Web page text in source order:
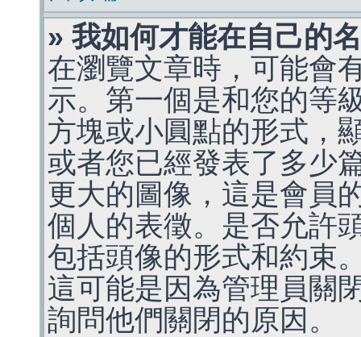
» 我如何才能在自己的
在瀏覽文章時，可能會
示。第一個是和您的等
方塊或小圓點的形式，
或者您已經發表了多少
更大的圖像，這是會員
個人的表徵。是否允許
包括頭像的形式和約束
這可能是因為管理員關
詢問他們關閉的原因。